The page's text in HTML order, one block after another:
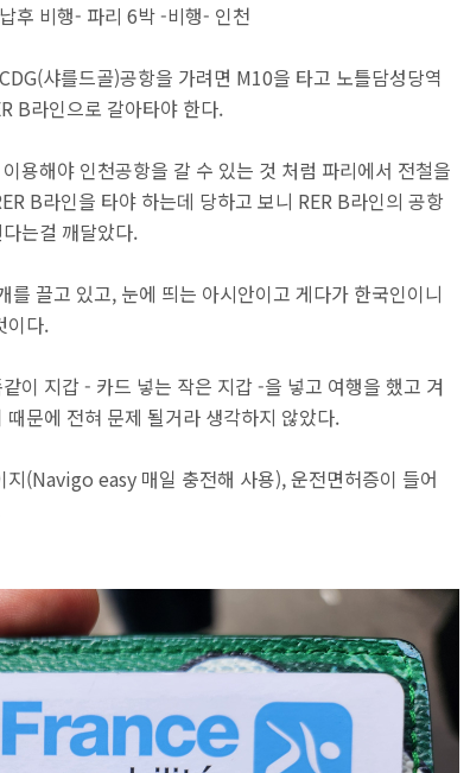
후 비행- 파리 6박 -비행- 인천
샤를드골)공항을 가려면 M10을 타고 노틀담성당역
라인으로 갈아타야 한다.
용해야 인천공항을 갈 수 있는 것 처럼 파리에서 전철을
B라인을 타야 하는데 당하고 보니 RER B라인의 공항
는걸 깨달았다.
를 끌고 있고, 눈에 띄는 아시안이고 게다가 한국인이니
이다.
이 지갑 - 카드 넣는 작은 지갑 -을 넣고 여행을 했고 겨
문에 전혀 문제 될거라 생각하지 않았다.
(Navigo easy 매일 충전해 사용), 운전면허증이 들어